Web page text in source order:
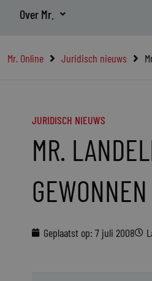
Over Mr.
Mr. Online Juridisch nieuws
JURIDISCH NIEUWS
MR.
Geplaatst op: 7 juli 2008